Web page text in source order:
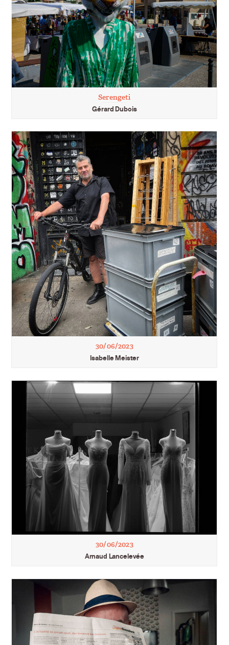
Serengeti
Gérard Dubois
30/06/2023
Isabelle Meister
30/06/2023
Arnaud Lancelevée